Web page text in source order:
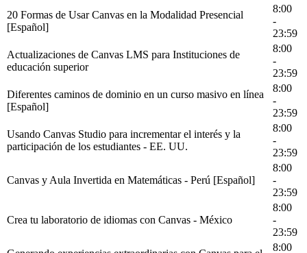
20 Formas de Usar Canvas en la Modalidad Presencial
[Español]
8:00
-
23:59
Actualizaciones de Canvas LMS para Instituciones de
educación superior
8:00
-
23:59
Diferentes caminos de dominio en un curso masivo en línea
[Español]
8:00
-
23:59
Usando Canvas Studio para incrementar el interés y la
participación de los estudiantes - EE. UU.
8:00
-
23:59
Canvas y Aula Invertida en Matemáticas - Perú [Español]
8:00
-
23:59
Crea tu laboratorio de idiomas con Canvas - México
8:00
-
23:59
8:00